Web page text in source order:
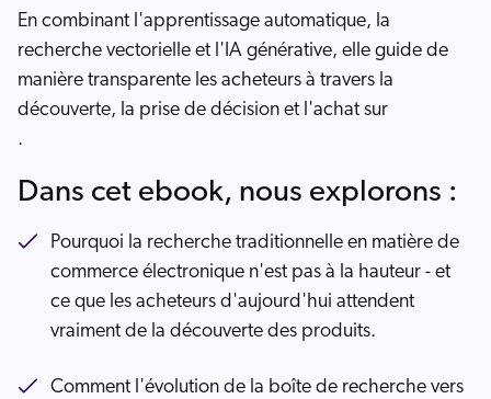
En combinant l'apprentissage automatique, la
recherche vectorielle et l'IA générative, elle guide de
manière transparente les acheteurs à travers la
découverte, la prise de décision et l'achat sur
.
Dans cet ebook, nous explorons :
Pourquoi la recherche traditionnelle en matière de
commerce électronique n'est pas à la hauteur - et
ce que les acheteurs d'aujourd'hui attendent
vraiment de la découverte des produits.
Comment l'évolution de la boîte de recherche vers